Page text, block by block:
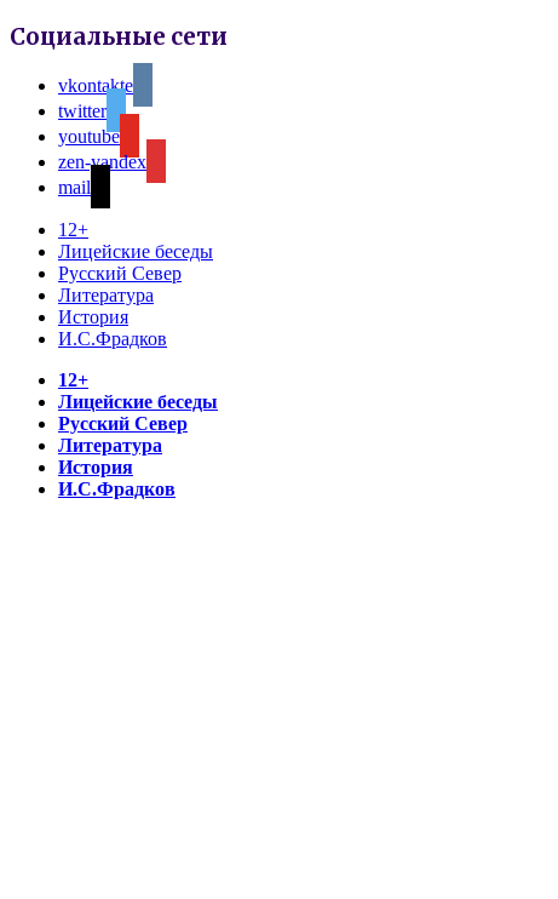
Социальные сети
vkontakte
twitter
youtube
zen-yandex
mail
12+
Лицейские беседы
Русский Север
Литература
История
И.С.Фрадков
12+
Лицейские беседы
Русский Север
Литература
История
И.С.Фрадков